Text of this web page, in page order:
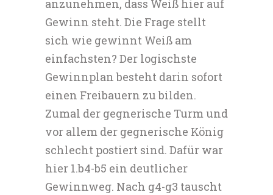
anzunehmen, dass Weiß hier auf
Gewinn steht. Die Frage stellt
sich wie gewinnt Weiß am
einfachsten? Der logischste
Gewinnplan besteht darin sofort
einen Freibauern zu bilden.
Zumal der gegnerische Turm und
vor allem der gegnerische König
schlecht postiert sind. Dafür war
hier 1.b4-b5 ein deutlicher
Gewinnweg. Nach g4-g3 tauscht